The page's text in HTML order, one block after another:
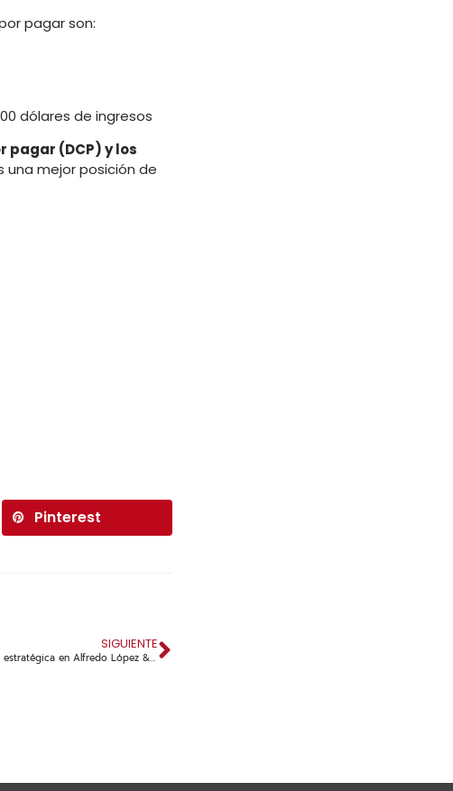
pagar son:
dólares de ingresos
pagar (DCP) y los
una mejor posición de
Pinterest
SIGUIENTE
Preparados para el futuro: Auditoría responsable y revisión estratégica en Alfredo López & CÍA. S.A.S. BIC.